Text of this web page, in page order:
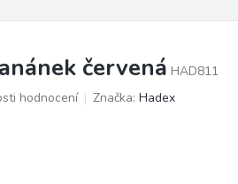
červená HAD811
hodnocení Značka: Hadex